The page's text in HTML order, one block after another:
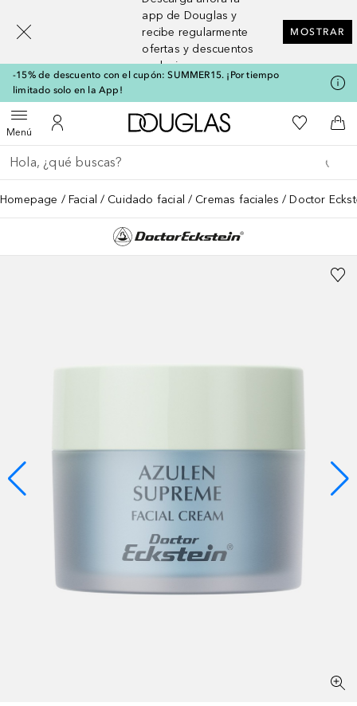
app de Douglas y
recibe regularmente
ofertas y descuentos
exclusivos
MOSTRAR
-15% de descuento con el cupón: SUMMER15. ¡Por tiempo
limitado solo en la App!
MenúAbrir menúMi cuenta
A Douglas HomeMi lista de
A
Regresar
Ejecutar búsqueda
Homepage Facial Cuidado facial Cremas faciales Doctor
[navigation.slideout.screenreader]